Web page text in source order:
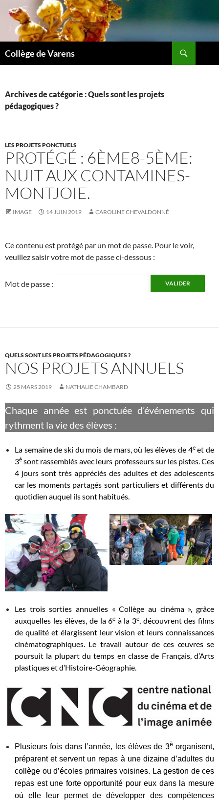
contenu
Collège de Varens
Archives de catégorie : Quels sont les projets
pédagogiques ?
LES PROJETS PONCTUELS
PROTÉGÉ : 6ÈME8-5ÈME:
NUIT AUX CONTAMINES-
MONTJOIE.
IMAGE 14 JUIN 2019 CAROLINE CHEVALDONNÉ
Ce contenu est protégé par un mot de passe. Pour le voir,
veuillez saisir votre mot de passe ci-dessous :
Mot de passe :
QUELS SONT LES PROJETS PÉDAGOGIQUES ?
NOS PROJETS ANNUELS
25 MARS 2019 NATHALIE CHAMBARD
Chaque année est ponctuée d’événements qui
rythment la vie des élèves :
La semaine de ski du mois de mars, où les élèves de 4èet de
3è sont rassemblés avec leurs professeurs sur les pistes. Ces
4 jours sont très appréciés des adultes et des adolescents
car les moments partagés sont particuliers et différents du
quotidien auquel ils sont habitués.
Les trois sorties annuelles « Collège au cinéma », grâce
auxquelles les élèves, de la 6è à la 3è , découvrent des films
de qualité et élargissent leur vision et leurs connaissances
cinématographiques. Le travail autour de ces œuvres se
poursuit la plupart du temps en classe de Français, d’Arts
plastiques et d’Histoire-Géographie.
Plusieurs fois dans l’année, les élèves de 3è organisent,
préparent et servent un repas à une dizaine d’adultes du
collège ou d’écoles primaires voisines. La gestion de ces
repas est une forte opportunité pour eux dans la mesure
où elle leur permet de développer des compétences